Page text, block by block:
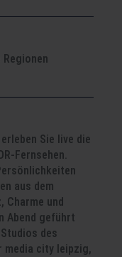
Sie live die
Fernsehen.
aus dem
Charme und
Abend geführt
des
media city leipzig,